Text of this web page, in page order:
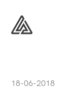
beste
voeding
All
18-06-2018